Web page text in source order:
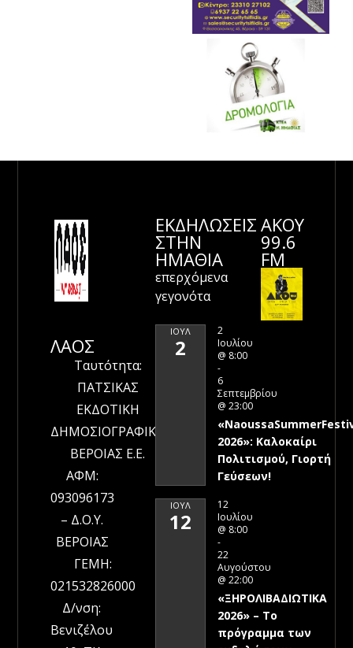
ΛΑΟΣ
Ταυτότητα:
ΠΑΤΣΙΚΑΣ
ΕΚΔΟΤΙΚΗ
ΔΗΜΟΣΙΟΓΡΑΦΙΚΗ
ΒΕΡΟΙΑΣ Ε.Ε.
ΑΦΜ:
093096173
– Δ.Ο.Υ.
ΒΕΡΟΙΑΣ
ΓΕΜΗ:
021532826000
Δ/νση:
Βενιζέλου
ΕΚΔΗΛΩΣΕΙΣ
ΣΤΗΝ
ΗΜΑΘΊΑ
επερχόμενα
γεγονότα
ΙΟΎΛ
2
2
Ιουλίου
@ 8:00
-
6
Σεπτεμβρίου
@ 23:00
2026»: Καλοκαίρι
Πολιτισμού, Γιορτή
Γεύσεων!
ΙΟΎΛ
12
12
Ιουλίου
@ 8:00
-
22
Αυγούστου
@ 22:00
«ΞΗΡΟΛΙΒΑΔΙΩΤΙΚΑ
2026» – To
πρόγραμμα των
ΑΚΟΥ
99.6
FM